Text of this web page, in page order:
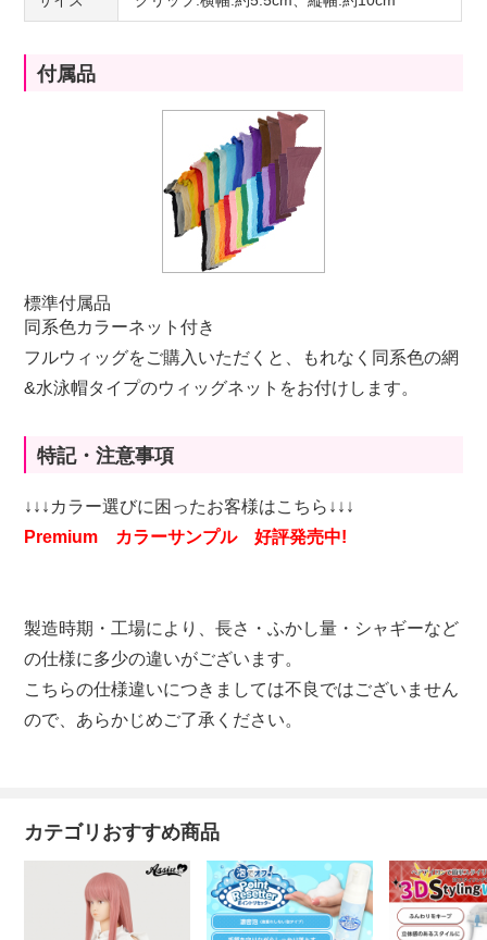
付属品
標準付属品
同系色カラーネット付き
フルウィッグをご購入いただくと、もれなく同系色の網
&水泳帽タイプのウィッグネットをお付けします。
特記・注意事項
↓↓↓カラー選びに困ったお客様はこちら↓↓↓
Premium カラーサンプル 好評発売中!
製造時期・工場により、長さ・ふかし量・シャギーなど
の仕様に多少の違いがございます。
こちらの仕様違いにつきましては不良ではございません
ので、あらかじめご了承ください。
カテゴリおすすめ商品